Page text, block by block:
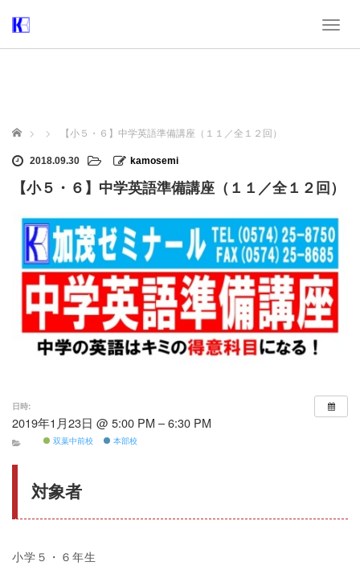
T
g
t
i
o
n
ホーム 【小５・６】中学英語準備講座（１１／全１２回）
2018.09.30 kamosemi
【小５・６】中学英語準備講座（１１／全１２回）
日時:
2019年1月23日 @ 5:00 PM – 6:30 PM
双葉中前校 本部校
対象者
小学５・６年生